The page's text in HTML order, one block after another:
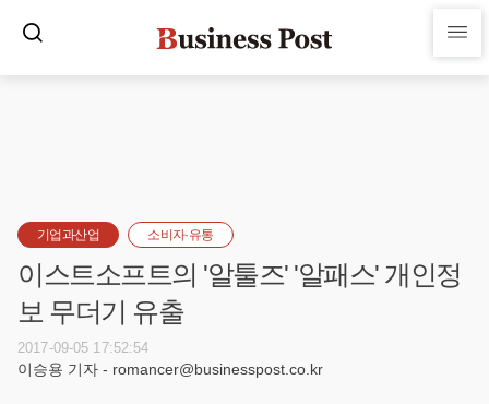
기업과산업 소비자·유통
이스트소프트의 '알툴즈' '알패스' 개인정
보 무더기 유출
2017-09-05 17:52:54
이승용 기자 - romancer@businesspost.co.kr